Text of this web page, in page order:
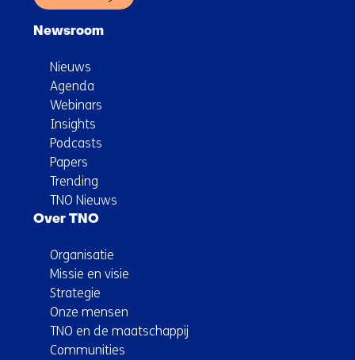
Newsroom
Nieuws
Agenda
Webinars
Insights
Podcasts
Papers
Trending
TNO Nieuws
Over TNO
Organisatie
Missie en visie
Strategie
Onze mensen
TNO en de maatschappij
Communities